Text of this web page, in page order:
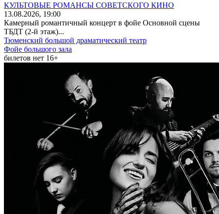
КУЛЬТОВЫЕ РОМАНСЫ СОВЕТСКОГО КИНО
13.08.2026, 19:00
Камерный романтичный концерт в фойе Основной сцены
ТБДТ (2-й этаж)...
Тюменский большой драматический театр
Фойе большого зала
билетов нет 16+